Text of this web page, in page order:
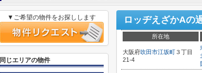
ロッヂえざかAの
所在地
大阪府吹田市江坂町 ３丁目
21-4
▼ご希望の物件をお探しします
同じエリアの物件